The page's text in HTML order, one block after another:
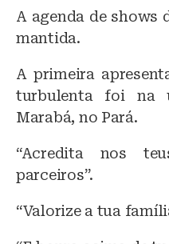
A agenda de shows
mantida.
A primeira
turbulenta foi na
Marabá, no Pará.
“Acredita nos
parceiros”.
“Valorize a tua